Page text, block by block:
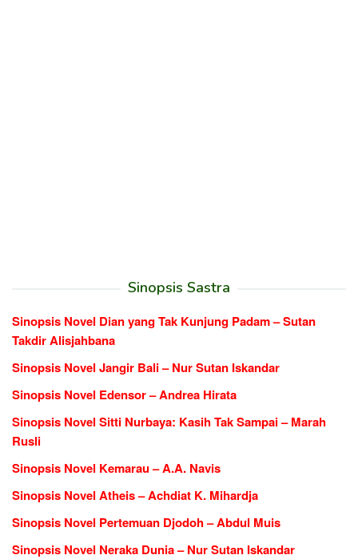
Sinopsis Sastra
Sinopsis Novel Dian yang Tak Kunjung Padam – Sutan
Takdir Alisjahbana
Sinopsis Novel Jangir Bali – Nur Sutan Iskandar
Sinopsis Novel Edensor – Andrea Hirata
Sinopsis Novel Sitti Nurbaya: Kasih Tak Sampai – Marah
Rusli
Sinopsis Novel Kemarau – A.A. Navis
Sinopsis Novel Atheis – Achdiat K. Mihardja
Sinopsis Novel Pertemuan Djodoh – Abdul Muis
Sinopsis Novel Neraka Dunia – Nur Sutan Iskandar